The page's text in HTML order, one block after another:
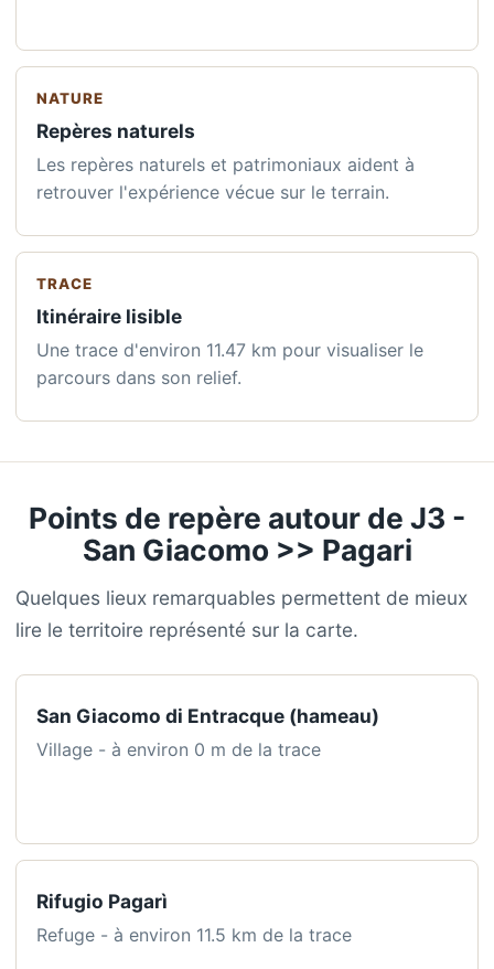
NATURE
Repères naturels
Les repères naturels et patrimoniaux aident à
retrouver l'expérience vécue sur le terrain.
TRACE
Itinéraire lisible
Une trace d'environ 11.47 km pour visualiser le
parcours dans son relief.
Points de repère autour de J3 -
San Giacomo >> Pagari
Quelques lieux remarquables permettent de mieux
lire le territoire représenté sur la carte.
San Giacomo di Entracque (hameau)
Village - à environ 0 m de la trace
Rifugio Pagarì
Refuge - à environ 11.5 km de la trace